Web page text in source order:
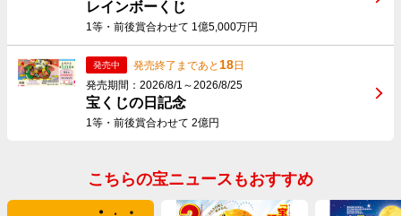
レインボーくじ
1等・前後賞合わせて 1億5,000万円
発売中 発売終了まであと18日
発売期間：2026/8/1～2026/8/25
宝くじの日記念
1等・前後賞合わせて 2億円
こちらの宝ニュースもおすすめ